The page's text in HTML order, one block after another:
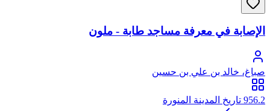
الإصابة في معرفة مساجد طابة - ملون
صباغ، خالد بن علي بن حسين
956.2 تاريخ المدينة المنورة